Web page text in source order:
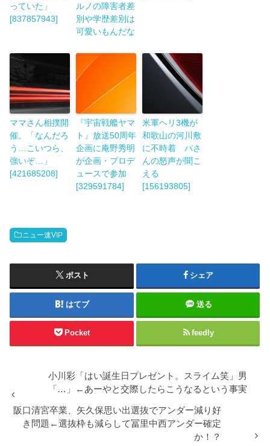
っていた」
[837857943]
ルノの障害者差
別や学歴差別は
可愛いもんだな
ママさん相撲開
催。「なんだろ
う…こいつら、
強いぞ…」
[421685208]
『宇宙戦艦ヤマ
ト』放送50周年
企画に庵野秀明
が企画・プロデ
ュースで参加
[329591784]
米軍ヘリ3機が
和歌山の河川敷
に不時着 パさ
んの怒声が聞こ
える
[156193805]
ニュー速VIP
ポスト シェア
はてブ 送る
Pocket feedly
小川彩「はい誕生日プレゼント。スライム笑」男
「…」←あーやと交際したらこうなるという事実
阪口清宮卒業、矢久保思い出選抜でアンダー減り好
き問題←選抜枠も減らして冨里中西アンダー確定
か！？